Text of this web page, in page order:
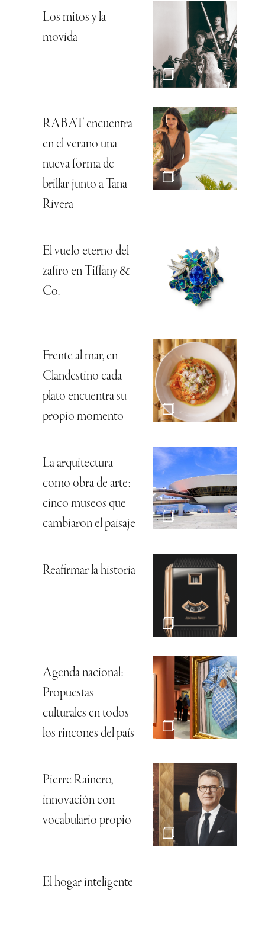
Los mitos y la
movida
RABAT encuentra
en el verano una
nueva forma de
brillar junto a Tana
Rivera
El vuelo eterno del
zafiro en Tiffany &
Co.
Frente al mar, en
Clandestino cada
plato encuentra su
propio momento
La arquitectura
como obra de arte:
cinco museos que
cambiaron el paisaje
Reafirmar la historia
Agenda nacional:
Propuestas
culturales en todos
los rincones del país
Pierre Rainero,
innovación con
vocabulario propio
El hogar inteligente